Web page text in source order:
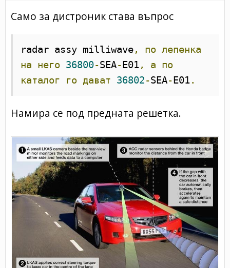
Само за дистроник става въпрос
radar assy milliwave, по лепенка
на него 36800-SEA-E01, а по
каталог
го дават 36802-SEA-E01.
Намира се под предната решетка.